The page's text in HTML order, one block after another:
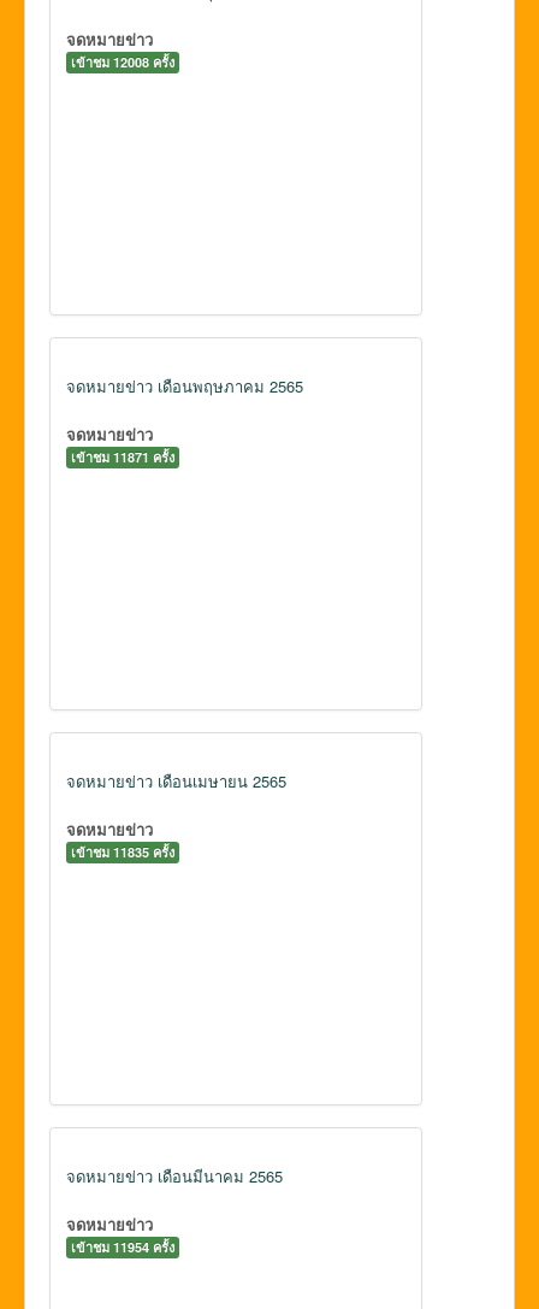
จดหมายข่าว
เข้าชม 12008 ครั้ง
จดหมายข่าว เดือนพฤษภาคม 2565
จดหมายข่าว
เข้าชม 11871 ครั้ง
จดหมายข่าว เดือนเมษายน 2565
จดหมายข่าว
เข้าชม 11835 ครั้ง
จดหมายข่าว เดือนมีนาคม 2565
จดหมายข่าว
เข้าชม 11954 ครั้ง